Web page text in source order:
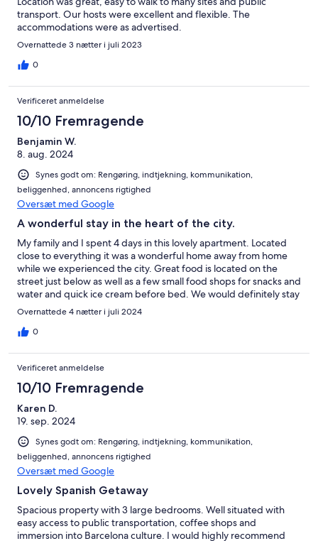
transport. Our hosts were excellent and flexible. The
accommodations were as advertised.
Overnattede 3 nætter i juli 2023
0
Verificeret anmeldelse
10/10 Fremragende
Benjamin W.
8. aug. 2024
Synes godt om: Rengøring, indtjekning, kommunikation,
beliggenhed, annoncens rigtighed
Oversæt med Google
A wonderful stay in the heart of the city.
My family and I spent 4 days in this lovely apartment. Located
close to everything it was a wonderful home away from home
while we experienced the city. Great food is located on the
street just below as well as a few small food shops for snacks and
water and quick ice cream before bed. We would definitely stay
here again.
Overnattede 4 nætter i juli 2024
0
Verificeret anmeldelse
10/10 Fremragende
Karen D.
19. sep. 2024
Synes godt om: Rengøring, indtjekning, kommunikation,
beliggenhed, annoncens rigtighed
Oversæt med Google
Lovely Spanish Getaway
Spacious property with 3 large bedrooms. Well situated with
easy access to public transportation, coffee shops and
immersion into Barcelona culture. I would highly recommend